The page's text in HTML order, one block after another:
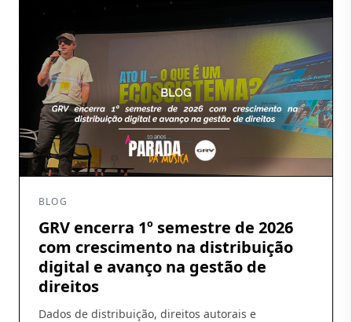
BLOG
GRV encerra 1º semestre de 2026
com crescimento na distribuição
digital e avanço na gestão de
direitos
Dados de distribuição, direitos autorais e